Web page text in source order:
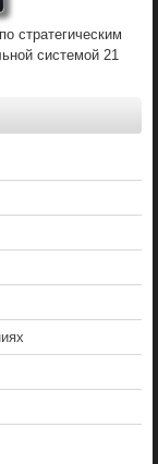
стратегическим
системой 21